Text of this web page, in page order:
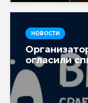
НОВОСТИ
огласили